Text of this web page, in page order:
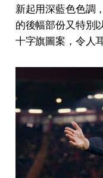
新起用深藍色色調
的後幅部份又特別
十字旗圖案，令人